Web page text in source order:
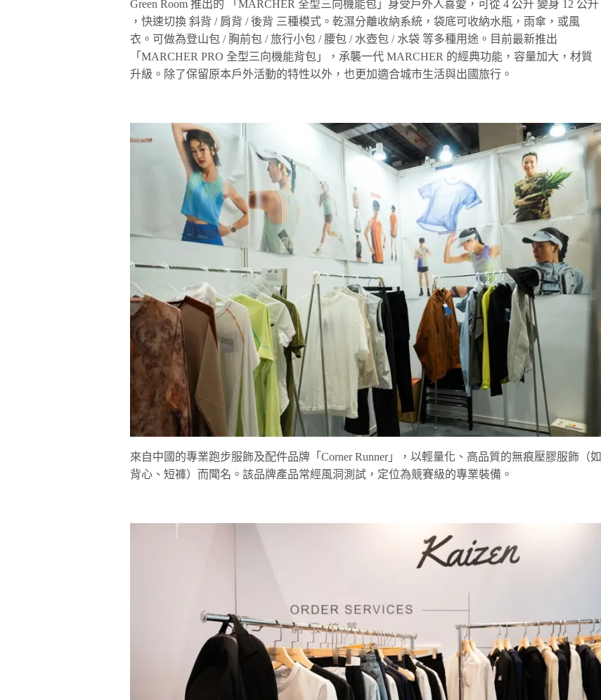
Green Room 推出的 「MARCHER 全型三向機能包」身受戶外人喜愛，可從 4 公升 變身 12 公升
，快速切換 斜背 / 肩背 / 後背 三種模式。乾濕分離收納系統，袋底可收納水瓶，雨傘，或風
衣。可做為登山包 / 胸前包 / 旅行小包 / 腰包 / 水壺包 / 水袋 等多種用途。目前最新推出
「MARCHER PRO 全型三向機能背包」，承襲一代 MARCHER 的經典功能，容量加大，材質
升級。除了保留原本戶外活動的特性以外，也更加適合城市生活與出國旅行。
來自中國的專業跑步服飾及配件品牌「Corner Runner」，以輕量化、高品質的無痕壓膠服飾（如
背心、短褲）而聞名。該品牌產品常經風洞測試，定位為競賽級的專業裝備。